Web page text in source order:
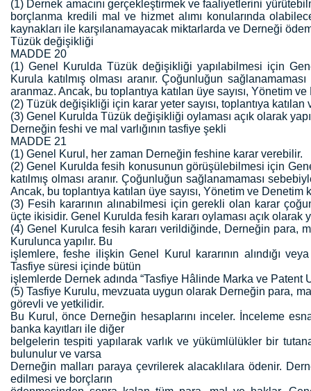
(1) Dernek amacını gerçekleştirmek ve faaliyetlerini
borçlanma kredili mal ve hizmet alımı konularında
kaynakları ile karşılanamayacak miktarlarda ve Derneği
Tüzük değişikliği
MADDE 20
(1) Genel Kurulda Tüzük değişikliği yapılabilmesi için
Kurula katılmış olması aranır. Çoğunluğun
aranmaz. Ancak, bu toplantıya katılan üye sayısı, Yönetim
(2) Tüzük değişikliği için karar yeter sayısı, toplantıya
(3) Genel Kurulda Tüzük değişikliği oylaması açık olarak
Derneğin feshi ve mal varlığının tasfiye şekli
MADDE 21
(1) Genel Kurul, her zaman Derneğin feshine karar verebilir.
(2) Genel Kurulda fesih konusunun görüşülebilmesi için
katılmış olması aranır. Çoğunluğun sağlanamaması
Ancak, bu toplantıya katılan üye sayısı, Yönetim ve Denetim
(3) Fesih kararının alınabilmesi için gerekli olan karar
üçte ikisidir. Genel Kurulda fesih kararı oylaması açık olarak
(4) Genel Kurulca fesih kararı verildiğinde, Derneğin para,
Kurulunca yapılır. Bu
işlemlere, feshe ilişkin Genel Kurul kararının alındığı
Tasfiye süresi içinde bütün
işlemlerde Dernek adında “Tasfiye Hâlinde Marka ve Patent
(5) Tasfiye Kurulu, mevzuata uygun olarak Derneğin para,
görevli ve yetkilidir.
Bu Kurul, önce Derneğin hesaplarını inceler. İnceleme
banka kayıtları ile diğer
belgelerin tespiti yapılarak varlık ve yükümlülükler bir
bulunulur ve varsa
Derneğin malları paraya çevrilerek alacaklılara ödenir.
edilmesi ve borçların